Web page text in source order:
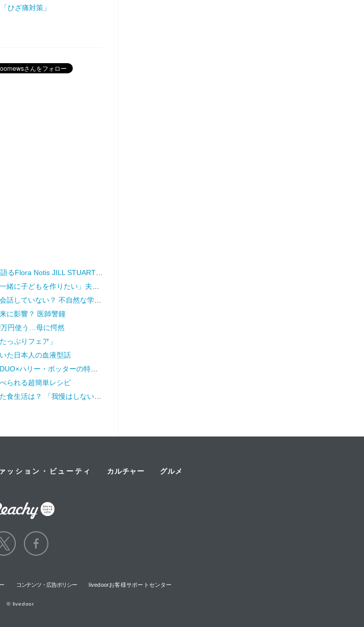
ひざ痛対策」
JILL STUARTの新たな香り♡幸福感を纏うフレグランス
い」夫の実家でアルバムを見て抱いた気持ち／子どもが欲しいかわかりません（17）
校での様子を話す担任は、さらに余計なことを／家族全員でいじめと戦うということ。（3）
に影響？ 医師警鐘
円使う…母に愕然
っぷりフェア」
た日本人の血液型話
ポッターの特別コレクション♡魔法界を纏う限定アイテム登場
られる超簡単レシピ
我慢はしない」けど「体重は落ちていく」食事内容を模索してみた
ッション・ビューティ カルチャー グルメ
コンテンツ・広告ポリシー livedoorお客様サポートセンター
© livedoor